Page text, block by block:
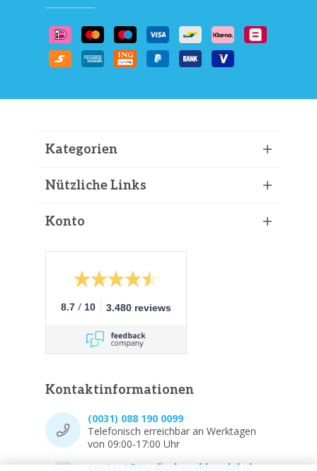
Kategorien
Nützliche Links
Konto
8.7 / 10 3.480 reviews
Kontaktinformationen
(0031) 088 190 0099
Telefonisch erreichbar an Werktagen
von 09:00-17:00 Uhr
contact@medischevakhandel.nl